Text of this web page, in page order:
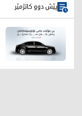
پێش دوو کاتژمێر